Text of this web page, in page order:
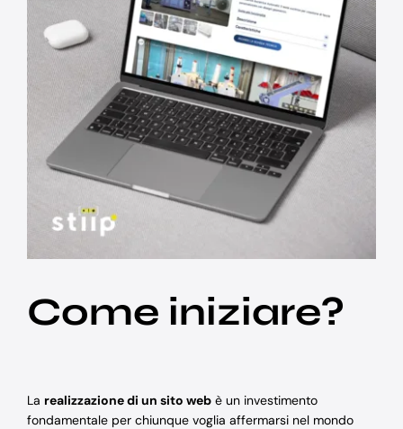
Come iniziare?
La realizzazione di un sito webè un investimento
fondamentale per chiunque voglia affermarsi nel mondo